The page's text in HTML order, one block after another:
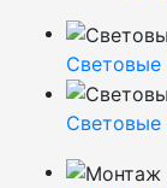
Световые
Световые